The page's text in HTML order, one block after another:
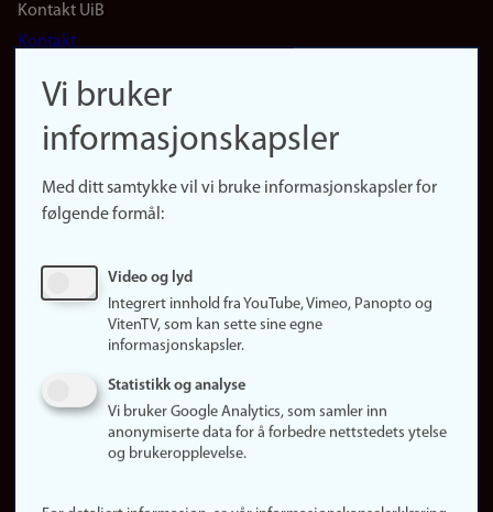
Footer
(no)
Kontakt UiB
Kontakt
Finn forsker
Presse
Finn studier
Ledige stillinger
Om nettstedet
Informasjonskapsler
Vi bruker
informasjonskapsler
Med ditt samtykke vil vi bruke informasjonskapsler for
følgende formål:
Video og lyd
Integrert innhold fra YouTube, Vimeo, Panopto og
VitenTV, som kan sette sine egne
informasjonskapsler.
Statistikk og analyse
Vi bruker Google Analytics, som samler inn
anonymiserte data for å forbedre nettstedets ytelse
og brukeropplevelse.